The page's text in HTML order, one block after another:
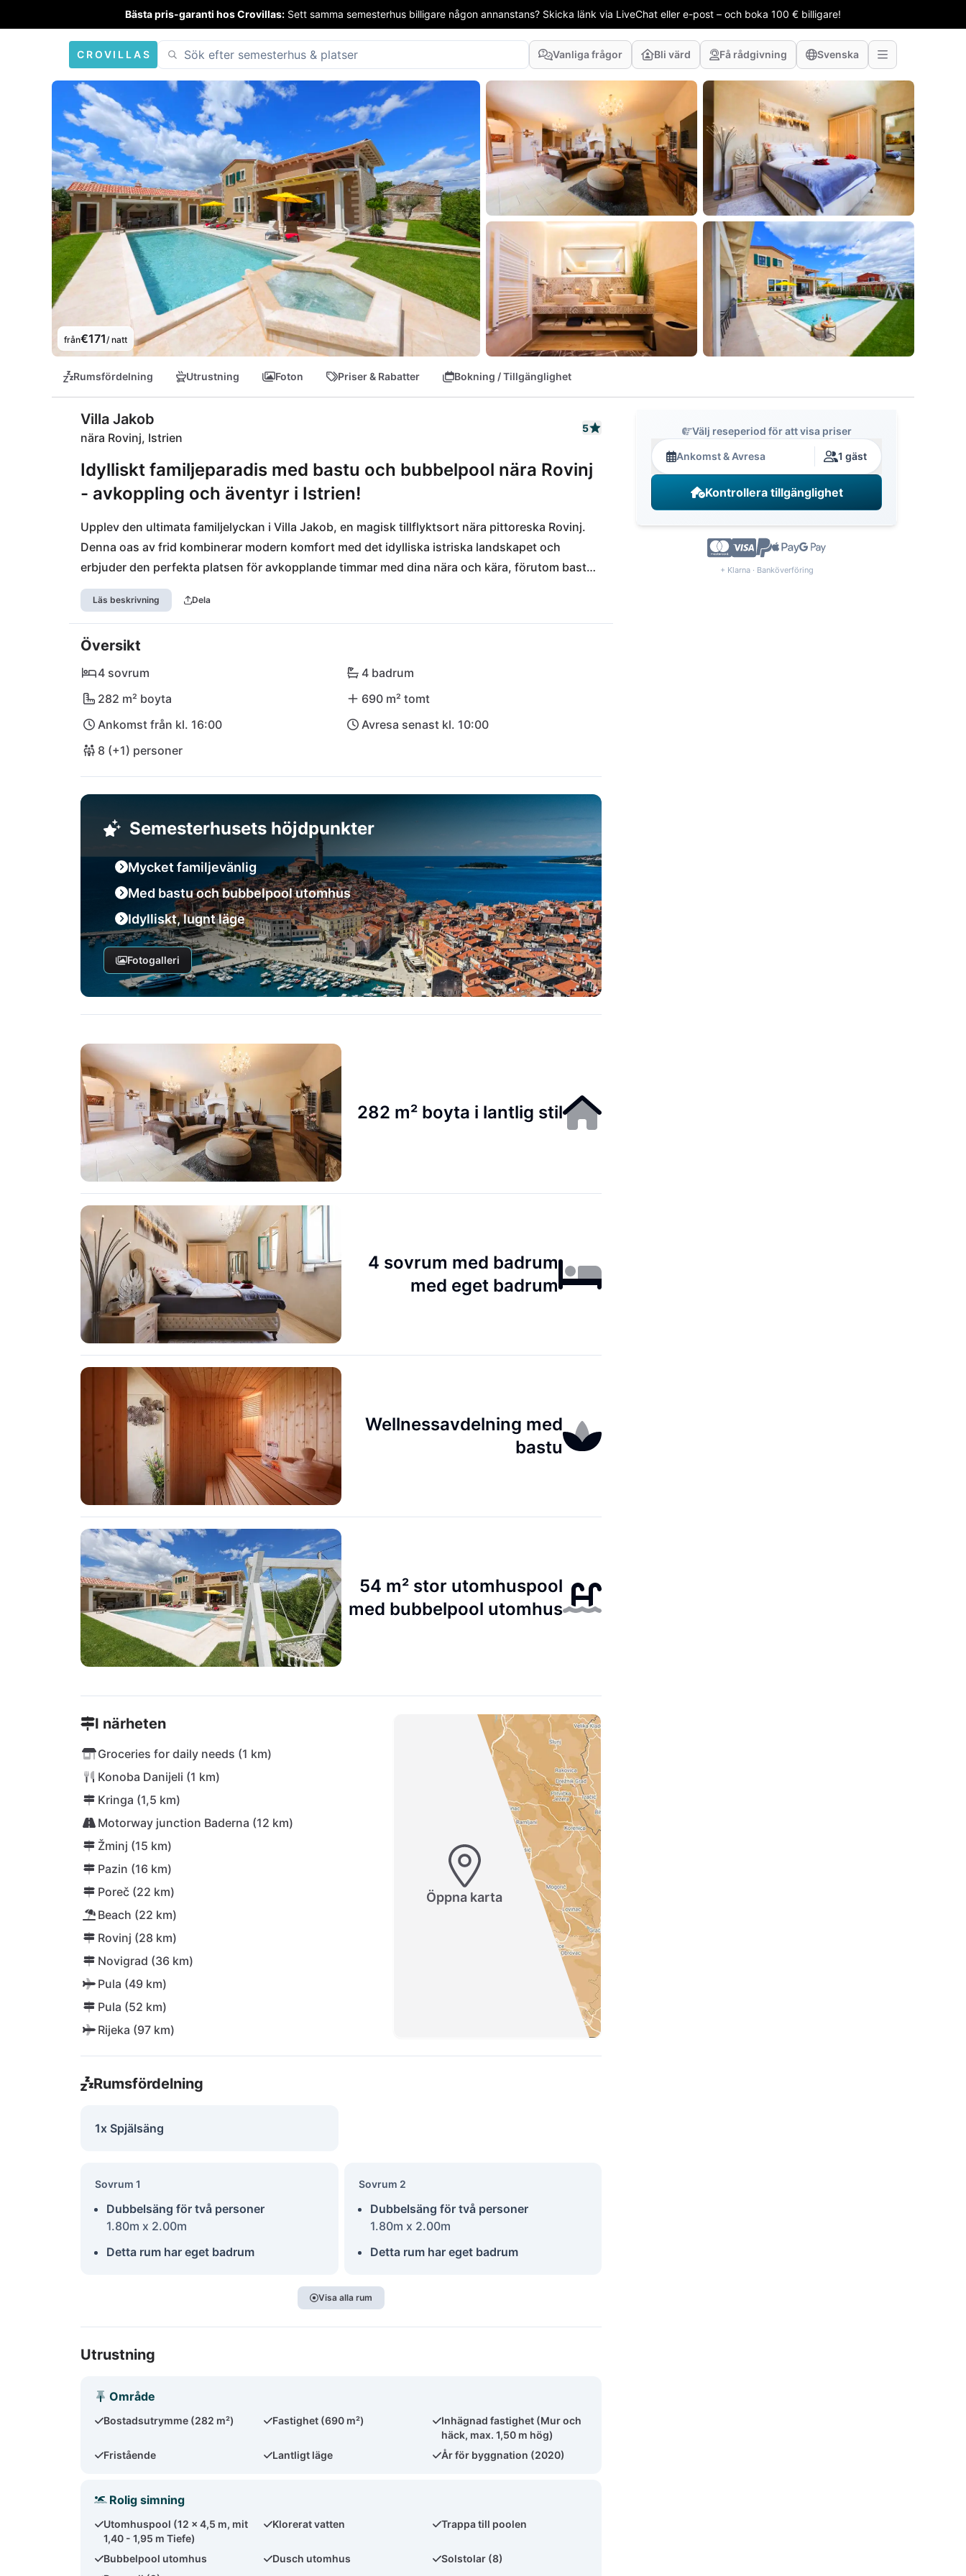
Bästa pris-garanti hos Crovillas: Sett samma semesterhus billigare någon annanstans? Skicka länk via LiveChat eller e-post – och boka 100 € billigare!
CROVILLAS Vanliga frågor Bli värd Få rådgivning Svenska
från€171/ natt
Rumsfördelning Utrustning Foton Priser & Rabatter Bokning / Tillgänglighet
Villa Jakob
nära Rovinj, Istrien
5
Idylliskt familjeparadis med bastu och bubbelpool nära Rovinj
- avkoppling och äventyr i Istrien!
Upplev den ultimata familjelyckan i Villa Jakob, en magisk tillflyktsort nära pittoreska Rovinj.
Denna oas av frid kombinerar modern komfort med det idylliska istriska landskapet och
erbjuder den perfekta platsen för avkopplande timmar med dina nära och kära, förutom bastu
och bubbelpool utomhus. Bara en promenad bort frestar Konoba Danijeli med istriska rätter,
medan den historiska skönheten i städer som Poreč och Rovinj väntar på att utforskas.
Närheten till stranden utlovar badglädje under den kroatiska solen - en drömsemester för unga
och gamla!
Läs beskrivning Dela
Översikt
4 sovrum
4 badrum
282 m² boyta
690 m² tomt
Ankomst från kl. 16:00
Avresa senast kl. 10:00
8 (+1) personer
Semesterhusets höjdpunkter
Mycket familjevänlig
Med bastu och bubbelpool utomhus
Idylliskt, lugnt läge
Fotogalleri
282 m² boyta i lantlig stil
4 sovrum med badrum
med eget badrum
Wellnessavdelning med
bastu
54 m² stor utomhuspool
med bubbelpool utomhus
I närheten
Groceries for daily needs (1 km)
Konoba Danijeli (1 km)
Kringa (1,5 km)
Motorway junction Baderna (12 km)
Žminj (15 km)
Pazin (16 km)
Poreč (22 km)
Beach (22 km)
Rovinj (28 km)
Novigrad (36 km)
Pula (49 km)
Pula (52 km)
Rijeka (97 km)
Öppna karta
Rumsfördelning
1x Spjälsäng
Sovrum 1
Dubbelsäng för två personer
1.80m x 2.00m
Detta rum har eget badrum
Sovrum 2
Dubbelsäng för två personer
1.80m x 2.00m
Detta rum har eget badrum
Visa alla rum
Utrustning
Område
Bostadsutrymme (282 m²) Fastighet (690 m²)
Inhägnad fastighet (Mur och
häck, max. 1,50 m hög)
Fristående
Lantligt läge År för byggnation (2020)
Rolig simning
Utomhuspool (12 x 4,5 m, mit
1,40 - 1,95 m Tiefe)
Klorerat vatten Trappa till poolen
Bubbelpool utomhus Dusch utomhus
Solstolar (8)
Välj reseperiod för att visa priser
Ankomst & Avresa 1 gäst
Kontrollera tillgänglighet
+ Klarna · Banköverföring